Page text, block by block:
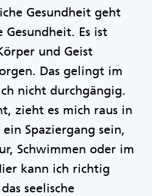
Gesundheit geht
Gesundheit. Es ist
und Geist
Das gelingt im
nicht durchgängig.
zieht es mich raus in
Spaziergang sein,
Schwimmen oder im
kann ich richtig
seelische